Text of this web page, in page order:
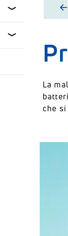
La
che